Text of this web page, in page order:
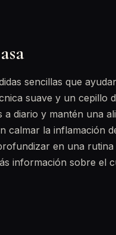
sencillas que
suave y un cepillo
diario y mantén una
calmar la inflamación
en una
información sobre el